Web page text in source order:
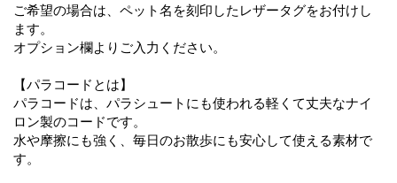
ご希望の場合は、ペット名を刻印したレザータグをお付けし
ます。
オプション欄よりご入力ください。
【パラコードとは】
パラコードは、パラシュートにも使われる軽くて丈夫なナイ
ロン製のコードです。
水や摩擦にも強く、毎日のお散歩にも安心して使える素材で
す。